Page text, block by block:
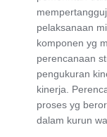
pelaksanaan
komponen yg
perencanaan
pengukuran
kinerja.
proses yg
dalam kurun